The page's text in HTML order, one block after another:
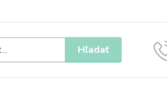
Hľadať